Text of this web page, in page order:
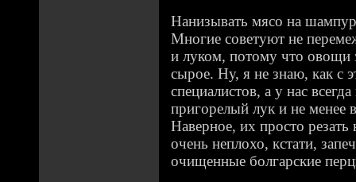
Нанизывать мясо на
Многие советуют не
и луком, потому что овощи
сырое. Ну, я не знаю, как с
специалистов, а у нас
пригорелый лук и не менее
Наверное, их просто
очень неплохо, кстати,
очищенные болгарские